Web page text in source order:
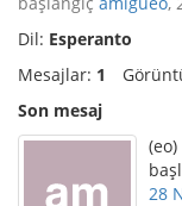
Dil: Esperanto
Mesajlar: 1
Son mesaj
(eo)
28